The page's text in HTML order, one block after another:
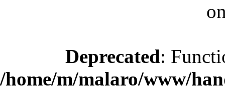
Deprecated:
/home/m/malaro/www/